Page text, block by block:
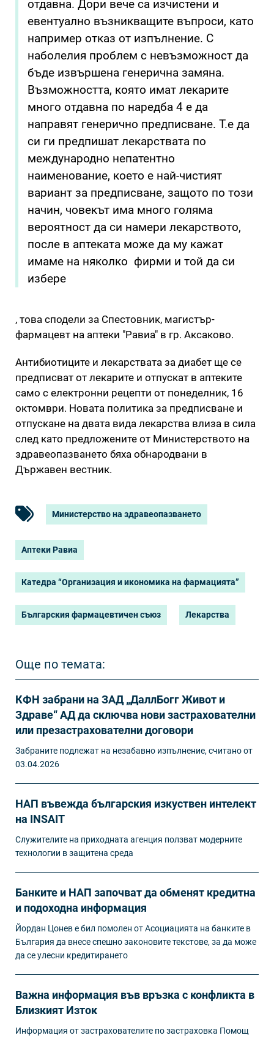
отдавна. Дори вече са изчистени и
евентуално възникващите въпроси, като
например отказ от изпълнение. С
наболелия проблем с невъзможност да
бъде извършена генерична замяна.
Възможността, която имат лекарите
много отдавна по наредба 4 е да
направят генерично предписване. Т.е да
си ги предпишат лекарствата по
международно непатентно
наименование, което е най-чистият
вариант за предписване, защото по този
начин, човекът има много голяма
вероятност да си намери лекарството,
после в аптеката може да му кажат
имаме на няколко фирми и той да си
избере
, това сподели за Спестовник, магистър-
фармацевт на аптеки "Равиа" в гр. Аксаково.
Антибиотиците и лекарствата за диабет ще се
предписват от лекарите и отпускат в аптеките
само с електронни рецепти от понеделник, 16
октомври. Новата политика за предписване и
отпускане на двата вида лекарства влиза в сила
след като предложените от Министерството на
здравеопазването бяха обнародвани в
Държавен вестник.
Министерство на здравеопазването
Аптеки Равиа
Катедра “Организация и икономика на фармацията”
Българския фармацевтичен съюз Лекарства
Още по темата:
КФН забрани на ЗАД „ДаллБогг Живот и
Здраве“ АД да сключва нови застрахователни
или презастрахователни договори
Забраните подлежат на незабавно изпълнение, считано от
03.04.2026
НАП въвежда българския изкуствен интелект
на INSAIT
Служителите на приходната агенция ползват модерните
технологии в защитена среда
Банките и НАП започват да обменят кредитна
и подоходна информация
Йордан Цонев е бил помолен от Асоциацията на банките в
България да внесе спешно законовите текстове, за да може
да се улесни кредитирането
Важна информация във връзка с конфликта в
Близкият Изток
Информация от застрахователите по застраховка Помощ